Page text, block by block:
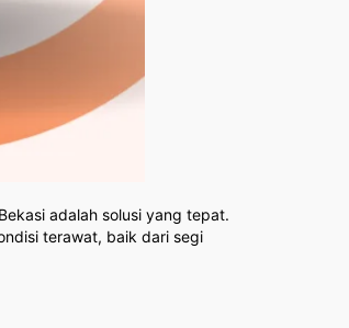
adalah solusi yang tepat.
terawat, baik dari segi